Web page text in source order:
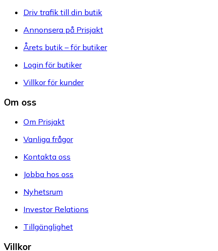
Driv trafik till din butik
Annonsera på Prisjakt
Årets butik – för butiker
Login för butiker
Villkor för kunder
Om oss
Om Prisjakt
Vanliga frågor
Kontakta oss
Jobba hos oss
Nyhetsrum
Investor Relations
Tillgänglighet
Villkor